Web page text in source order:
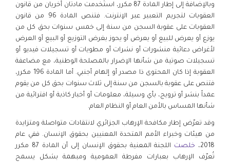
وبالإضافة إلى إطار المادة 87 مكرر، استُخدمت مادتان أخريان من قانون
العقوبات لتجريم التعبير عبر الإنترنت. فتنص المادة 96 من قانون
العقوبات على عقوبة السجن من سنة إلى خمس سنوات بحق كل من
يوزع أو يعرض للبيع أو يعرض أو يحوز بغرض التوزيع أو البيع أو العرض
لأغراض دعائية منشورات أو نشرات أو مطويات أو تسجيلات فيديو أو
تسجيلات صوتية من شأنها الإضرار بالمصلحة الوطنية، مع مضاعفة
العقوبة إذا كان المحتوى ذا مصدر أو إلهام أجنبي. أما المادة 196 مكرر،
فتنص على عقوبة بالسجن من سنة إلى ثلاث سنوات بحق كل من يقوم
عمداً بنشر أو ترويج، بأي وسيلة، معلومات أو أخبار كاذبة أو افترائية من
شأنها المساس بالأمن العام أو النظام العام.
وقد تعرّض إطار مكافحة الإرهاب الجزائري لانتقادات متواصلة ومتزايدة
من هيئات وخبراء الأمم المتحدة المعنيين بحقوق الإنسان. ففي عام
2018،
خلصت
اللجنة المعنية بحقوق الإنسان إلى أن المادة 87 مكرر
تُعرّف الإرهاب بعبارات مفرطة العمومية ومبهمة بشكل يسمح